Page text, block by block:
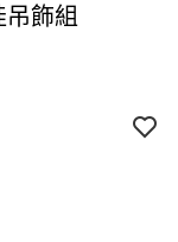
飾組